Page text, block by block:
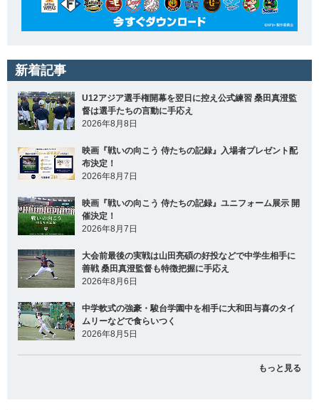
新着記事
U12アジア選手権開幕を翌日に控え公式練習 桑田真澄監
督は選手たちの言動に手応え
2026年8月8日
映画『戦いの向こう 侍たちの記録』入場者プレゼント配
布決定！
2026年8月7日
映画『戦いの向こう 侍たちの記録』ユニフォーム展示 開
催決定！
2026年8月7日
大会前最後の実戦は山田亮碩の好投などで中学生相手に
善戦 桑田真澄監督も特徴把握に手応え
2026年8月6日
中学軟式の強豪・駿台学園中を相手に大和田与喜のタイ
ムリーなどで食らいつく
2026年8月5日
もっと見る